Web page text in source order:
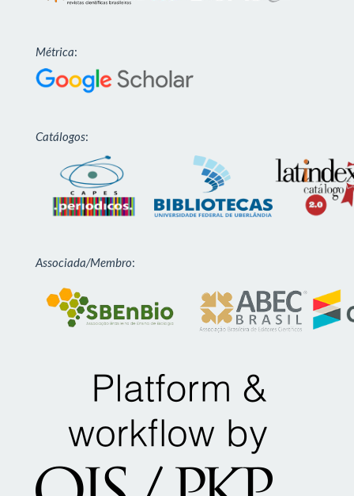
Métrica:
Catálogos:
Associada/Membro: